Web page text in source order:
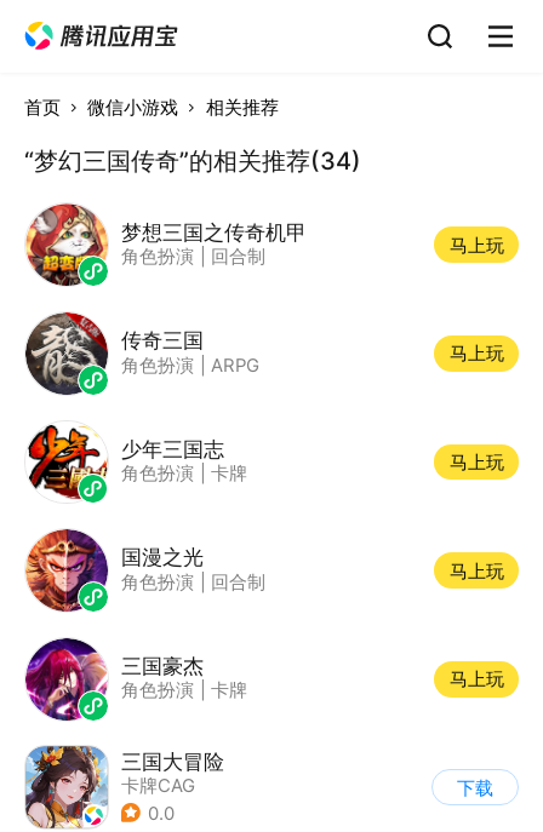
首页 微信小游戏 相关推荐
“梦幻三国传奇”的相关推荐(34)
梦想三国之传奇机甲
角色扮演 回合制
马上玩
传奇三国
角色扮演 ARPG
马上玩
少年三国志
角色扮演 卡牌
马上玩
国漫之光
角色扮演 回合制
马上玩
三国豪杰
角色扮演 卡牌
马上玩
三国大冒险
卡牌CAG
0.0
下载